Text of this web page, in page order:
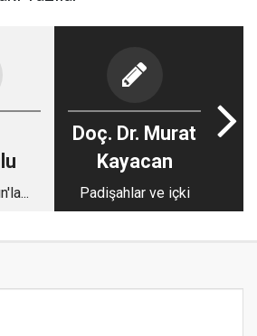
Doç. Dr. Murat
Kayacan
Padişahlar ve içki